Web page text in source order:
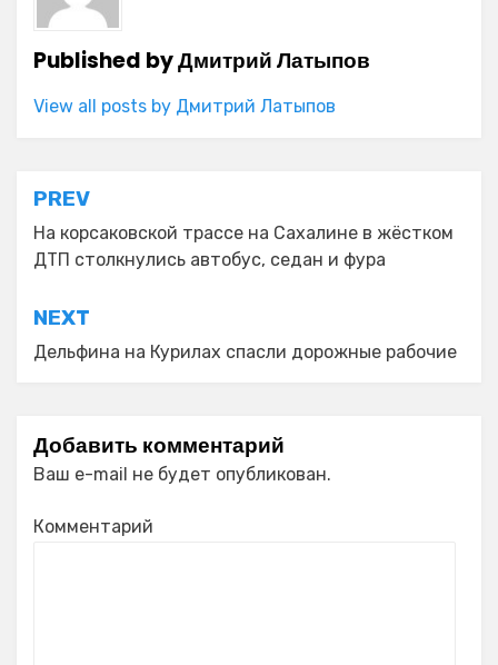
Published byДмитрий Латыпов
View all posts by Дмитрий Латыпов
Навигация
по
записям
PREV
На корсаковской трассе на Сахалине в жёстком
ДТП столкнулись автобус, седан и фура
NEXT
Дельфина на Курилах спасли дорожные рабочие
Добавить комментарий
Ваш e-mail не будет опубликован.
Комментарий